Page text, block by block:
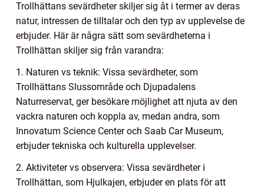
Trollhättans sevärdheter skiljer sig åt i termer av deras
natur, intressen de tilltalar och den typ av upplevelse de
erbjuder. Här är några sätt som sevärdheterna i
Trollhättan skiljer sig från varandra:
1. Naturen vs teknik: Vissa sevärdheter, som
Trollhättans Slussområde och Djupadalens
Naturreservat, ger besökare möjlighet att njuta av den
vackra naturen och koppla av, medan andra, som
Innovatum Science Center och Saab Car Museum,
erbjuder tekniska och kulturella upplevelser.
2. Aktiviteter vs observera: Vissa sevärdheter i
Trollhättan, som Hjulkajen, erbjuder en plats för att